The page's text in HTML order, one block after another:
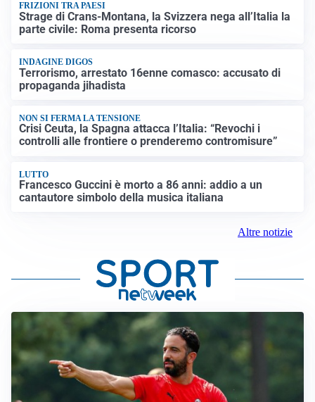
FRIZIONI TRA PAESI
Strage di Crans-Montana, la Svizzera nega all’Italia la
parte civile: Roma presenta ricorso
INDAGINE DIGOS
Terrorismo, arrestato 16enne comasco: accusato di
propaganda jihadista
NON SI FERMA LA TENSIONE
Crisi Ceuta, la Spagna attacca l’Italia: “Revochi i
controlli alle frontiere o prenderemo contromisure”
LUTTO
Francesco Guccini è morto a 86 anni: addio a un
cantautore simbolo della musica italiana
Altre notizie